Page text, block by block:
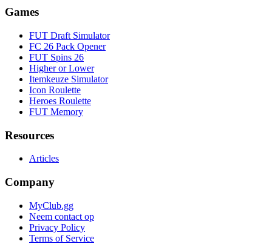
Games
FUT Draft Simulator
FC 26 Pack Opener
FUT Spins 26
Higher or Lower
Itemkeuze Simulator
Icon Roulette
Heroes Roulette
FUT Memory
Resources
Articles
Company
MyClub.gg
Neem contact op
Privacy Policy
Terms of Service